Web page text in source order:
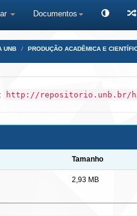
Documentos
UNB PRODUÇÃO ACADÊMICA E
http://repositorio.unb.br/
Tamanho
2,93 MB